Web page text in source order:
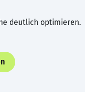
deutlich optimieren.